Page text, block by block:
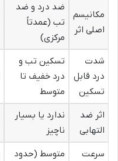
مکانیسم
اصلی اثر
ضد درد و ضد
تب (عمدتاً
مرکزی)
شدت
درد قابل
تسکین
تسکین تب و
درد خفیف تا
متوسط
اثر ضد
التهابی
ندارد یا بسیار
ناچیز
سرعت
متوسط (حدود